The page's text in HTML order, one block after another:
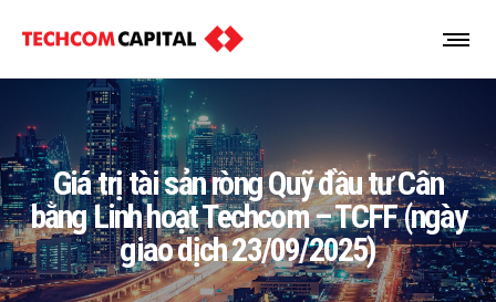
Giá trị tài sản ròng Quỹ đầu tư Cân
bằng Linh hoạt Techcom – TCFF (ngày
giao dịch 23/09/2025)